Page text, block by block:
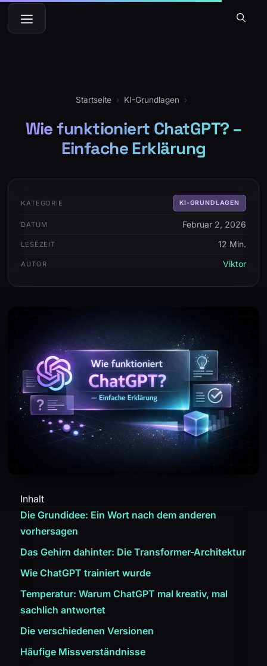
Zum
Inhalt
springen
Menü
Startseite › KI-Grundlagen ›
Wie funktioniert ChatGPT? –
Einfache Erklärung
KATEGORIE KI-GRUNDLAGEN
DATUM Februar 2, 2026
LESEZEIT 12 Min.
AUTOR Viktor
Inhalt
Die Grundidee: Ein Wort nach dem anderen
vorhersagen
Das Gehirn dahinter: Die Transformer-Architektur
Wie ChatGPT trainiert wurde
Temperatur: Warum ChatGPT mal kreativ, mal
sachlich antwortet
Die verschiedenen Versionen
Häufige Missverständnisse